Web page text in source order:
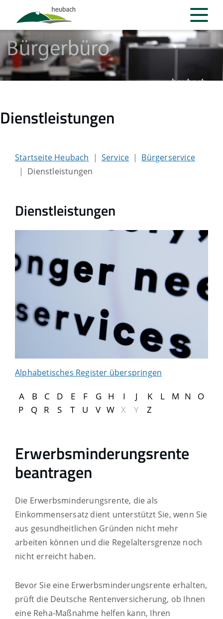
Dienstleistungen
Startseite Heubach Service
Bürgerservice
Dienstleistungen
Dienstleistungen
Alphabetisches Register überspringen
A B C D E F G H I J K L M N
O
P
Q R S T U V W X Y Z
Erwerbsminderungsrente
beantragen
Die Erwerbsminderungsrente, die als
Einkommensersatz dient unterstützt Sie, wenn Sie
aus gesundheitlichen Gründen nicht mehr
arbeiten können und die Regelaltersgrenze noch
nicht erreicht haben.
Bevor Sie eine Erwerbsminderungsrente erhalten,
prüft die Deutsche Rentenversicherung, ob Ihnen
eine Reha-Maßnahme helfen kann, Ihren